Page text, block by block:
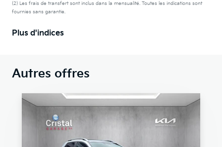
(2) Les frais de transfert sont inclus dans la mensualité. Toutes les indications sont
fournies sans garantie.
Plus d'indices
Autres offres